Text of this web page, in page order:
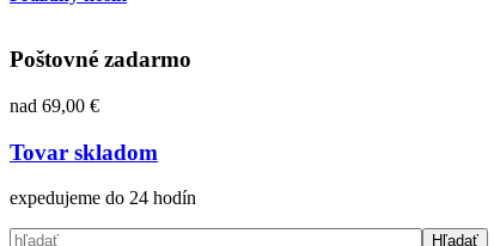
Poštovné zadarmo
nad 69,00 €
Tovar skladom
expedujeme do 24 hodín